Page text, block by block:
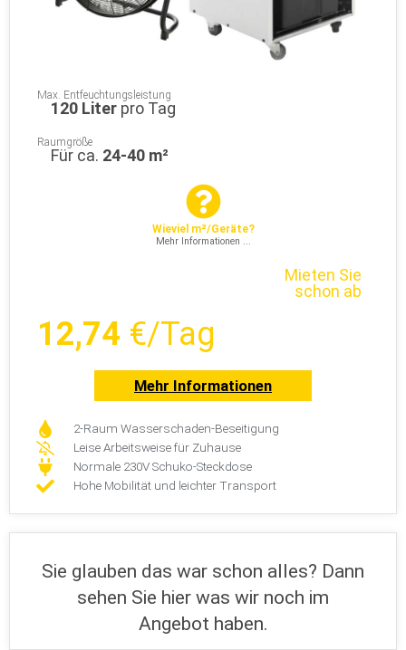
Max. Entfeuchtungsleistung
120 Liter pro Tag
Raumgröße
Für ca. 24-40 m²
Wieviel m²/Geräte?
Mehr Informationen ...
Mieten Sie
schon ab
12,74 €/Tag
Mehr Informationen
2-Raum Wasserschaden-Beseitigung
Leise Arbeitsweise für Zuhause
Normale 230V Schuko-Steckdose
Hohe Mobilität und leichter Transport
Sie glauben das war schon alles? Dann
sehen Sie hier was wir noch im
Angebot haben.